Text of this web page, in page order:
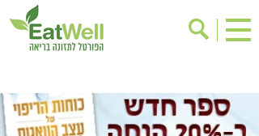
בישול בריא
אינדקס עסקים